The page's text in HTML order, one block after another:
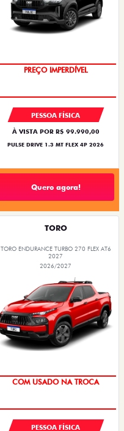
PREÇO IMPERDÍVEL
PESSOA FÍSICA
À VISTA POR R$ 99.990,00
PULSE DRIVE 1.3 MT FLEX 4P 2026
Quero agora!
TORO
TORO ENDURANCE TURBO 270 FLEX AT6
2027
2026/2027
COM USADO NA TROCA
PESSOA FÍSICA